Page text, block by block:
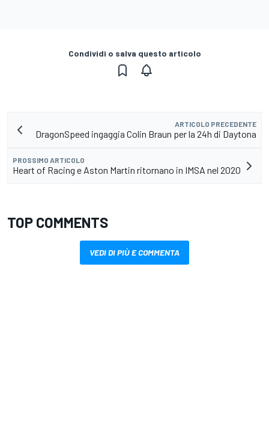
Condividi o salva questo articolo
ARTICOLO PRECEDENTE
DragonSpeed ingaggia Colin Braun per la 24h di Daytona
PROSSIMO ARTICOLO
Heart of Racing e Aston Martin ritornano in IMSA nel 2020
TOP COMMENTS
VEDI DI PIÙ E COMMENTA